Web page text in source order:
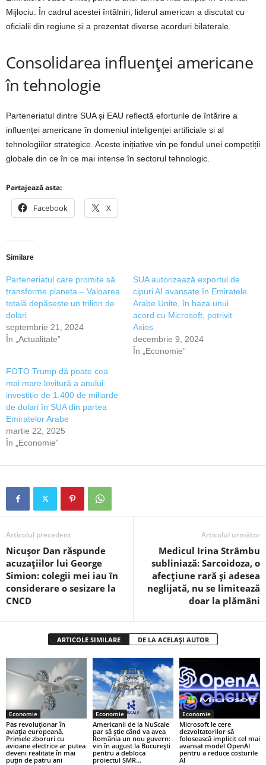
Mijlociu. În cadrul acestei întâlniri, liderul american a discutat cu
oficialii din regiune și a prezentat diverse acorduri bilaterale.
Consolidarea influenței americane
în tehnologie
Parteneriatul dintre SUA și EAU reflectă eforturile de întărire a
influenței americane în domeniul inteligenței artificiale și al
tehnologiilor strategice. Aceste inițiative vin pe fondul unei competiții
globale din ce în ce mai intense în sectorul tehnologic.
Partajează asta:
Facebook X
Similare
Parteneriatul care promite să
transforme planeta – Valoarea
totală depășește un trilion de
dolari
septembrie 21, 2024
În „Actualitate”
SUA autorizează exportul de
cipuri AI avansate în Emiratele
Arabe Unite, în baza unui
acord cu Microsoft, potrivit
Axios
decembrie 9, 2024
În „Economie”
FOTO Trump dă poate cea
mai mare lovitură a anului:
investiție de 1.400 de miliarde
de dolari în SUA din partea
Emiratelor Arabe
martie 22, 2025
În „Economie”
Articolul precedent
Nicușor Dan răspunde
acuzațiilor lui George
Simion: colegii mei iau în
considerare o sesizare la
CNCD
Articolul următor
Medicul Irina Strâmbu
subliniază: Sarcoidoza, o
afecțiune rară și adesea
neglijată, nu se limitează
doar la plămâni
ARTICOLE SIMILARE DE LA ACELAȘI AUTOR
Economie
Pas revoluționar în
aviația europeană.
Primele zboruri cu
avioane electrice ar putea
deveni realitate în mai
puțin de patru ani
Economie
Americanii de la NuScale
par să știe când va avea
România un nou guvern:
vin în august la București
pentru a debloca
proiectul SMR...
Economie
Microsoft le cere
dezvoltatorilor să
folosească implicit cel mai
avansat model OpenAI
pentru a reduce costurile
AI